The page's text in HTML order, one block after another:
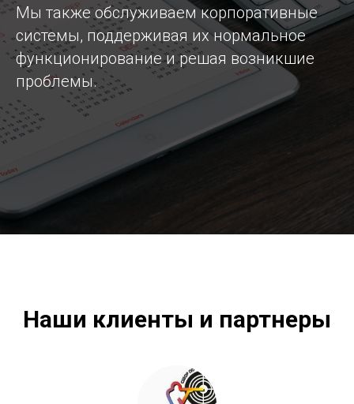
Мы также обслуживаем корпоративные
системы, поддерживая их нормальное
функционирование и решая возникшие
проблемы.
Наши клиенты и партнеры